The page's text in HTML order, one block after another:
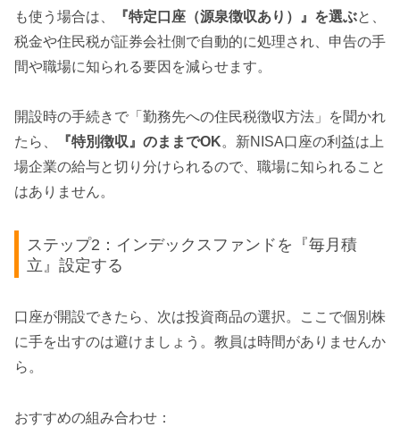
も使う場合は、 『特定口座（源泉徴収あり）』を選ぶと、
税金や住民税が証券会社側で自動的に処理され、申告の手
間や職場に知られる要因を減らせます。
開設時の手続きで「勤務先への住民税徴収方法」を聞かれ
たら、
『特別徴収』のままでOK。新NISA口座の利益は上
場企業の給与と切り分けられるので、職場に知られること
はありません。
ステップ2：インデックスファンドを『毎月積
立』設定する
口座が開設できたら、次は投資商品の選択。ここで個別株
に手を出すのは避けましょう。教員は時間がありませんか
ら。
おすすめの組み合わせ：